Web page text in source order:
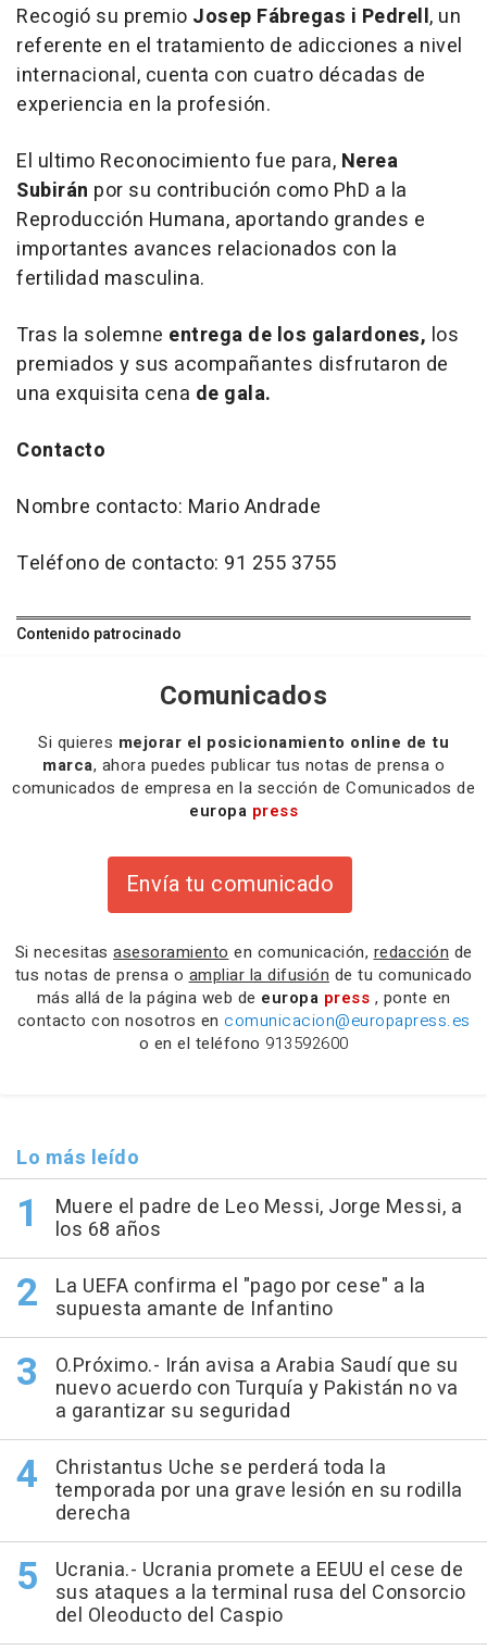
Recogió su premio Josep Fábregas i Pedrell, un
referente en el tratamiento de adicciones a nivel
internacional, cuenta con cuatro décadas de
experiencia en la profesión.
El ultimo Reconocimiento fue para, Nerea
Subirán por su contribución como PhD a la
Reproducción Humana, aportando grandes e
importantes avances relacionados con la
fertilidad masculina.
Tras la solemne entrega de los galardones, los
premiados y sus acompañantes disfrutaron de
una exquisita cena de gala.
Contacto
Nombre contacto: Mario Andrade
Teléfono de contacto: 91 255 3755
Contenido patrocinado
Comunicados
Si quieres mejorar el posicionamiento online de tu
marca, ahora puedes publicar tus notas de prensa o
comunicados de empresa en la sección de Comunicados de
europa press
Envía tu comunicado
Si necesitas asesoramiento en comunicación, redacción de
tus notas de prensa o ampliar la difusión de tu comunicado
más allá de la página web de europa press , ponte en
contacto con nosotros en comunicacion@europapress.es
o en el teléfono 913592600
Lo más leído
Muere el padre de Leo Messi, Jorge Messi, a
los 68 años
La UEFA confirma el "pago por cese" a la
supuesta amante de Infantino
O.Próximo.- Irán avisa a Arabia Saudí que su
nuevo acuerdo con Turquía y Pakistán no va
a garantizar su seguridad
Christantus Uche se perderá toda la
temporada por una grave lesión en su rodilla
derecha
Ucrania.- Ucrania promete a EEUU el cese de
sus ataques a la terminal rusa del Consorcio
del Oleoducto del Caspio